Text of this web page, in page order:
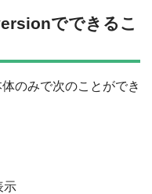
でできるこ
のみで次のことができ
示